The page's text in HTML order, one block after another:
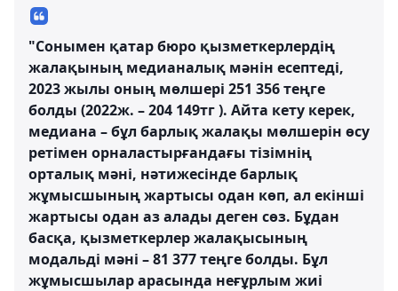
"Сонымен қатар бюро қызметкерлердің
жалақының медианалық мәнін есептеді,
2023 жылы оның мөлшері 251 356 теңге
болды (2022ж. – 204 149тг ). Айта кету керек,
медиана – бұл барлық жалақы мөлшерін өсу
ретімен орналастырғандағы тізімнің
орталық мәні, нәтижесінде барлық
жұмысшының жартысы одан көп, ал екінші
жартысы одан аз алады деген сөз. Бұдан
басқа, қызметкерлер жалақысының
модальді мәні – 81 377 теңге болды. Бұл
жұмысшылар арасында неғұрлым жиі